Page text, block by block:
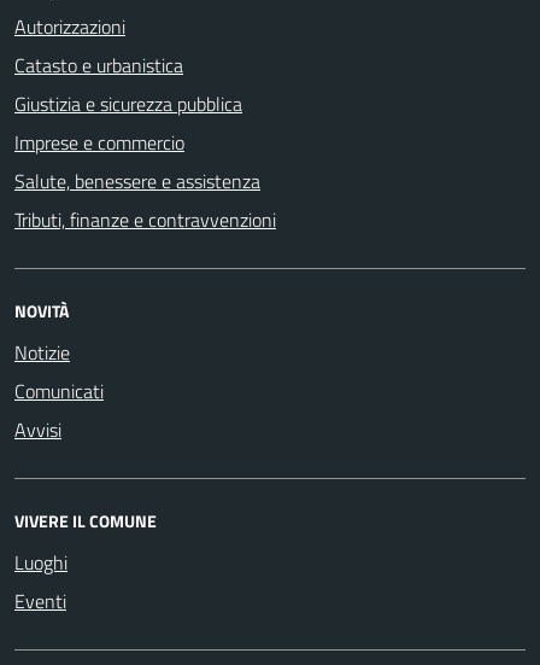
Autorizzazioni
Catasto e urbanistica
Giustizia e sicurezza pubblica
Imprese e commercio
Salute, benessere e assistenza
Tributi, finanze e contravvenzioni
NOVITÀ
Notizie
Comunicati
Avvisi
VIVERE IL COMUNE
Luoghi
Eventi